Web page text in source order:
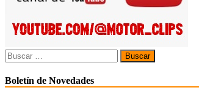
Buscar:
Boletín de Novedades